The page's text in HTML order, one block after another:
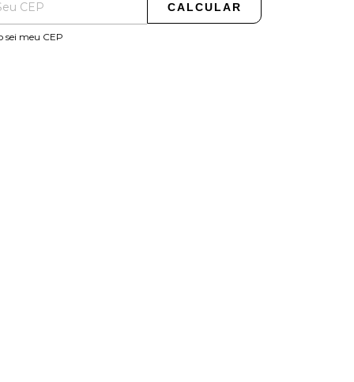
CALCULAR
sei meu CEP